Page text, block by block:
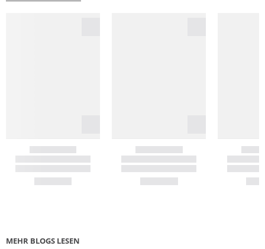
MEHR BLOGS LESEN